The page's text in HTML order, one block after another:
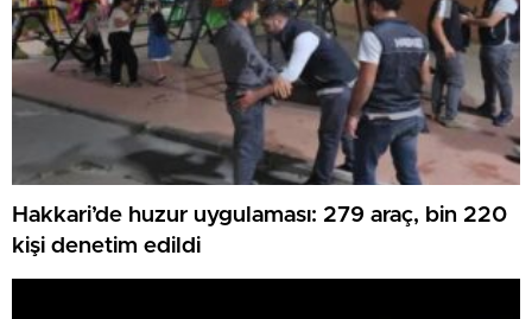
Hakkari’de huzur uygulaması: 279 araç, bin 220
kişi denetim edildi